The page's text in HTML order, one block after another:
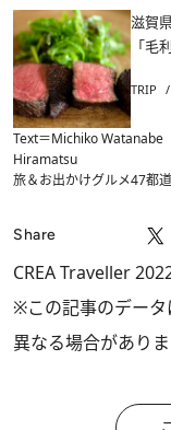
滋賀
「毛
TRIP
Text＝Michiko
Hiramatsu
旅＆お出かけグルメ47都
Share
CREA Traveller
※この記事のデー
異なる場合がありま